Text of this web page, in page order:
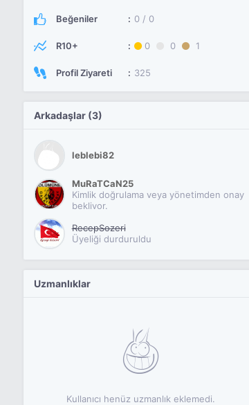
Beğeniler 0 / 0
R10+ 0 0 1
Profil Ziyareti 325
Arkadaşlar (3)
leblebi82
MuRaTCaN25
Kimlik doğrulama veya yönetimden onay
bekliyor.
RecepSozeri
Üyeliği durduruldu
Uzmanlıklar
Kullanıcı henüz uzmanlık eklemedi.